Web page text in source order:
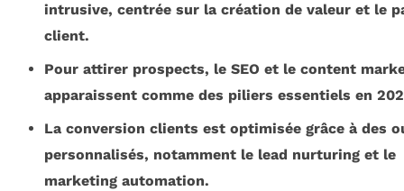
intrusive, centrée sur la création de valeur et le
client.
Pour attirer prospects, le SEO et le content
apparaissent comme des piliers essentiels en
La conversion clients est optimisée grâce à des
personnalisés, notamment le lead nurturing et le
marketing automation.